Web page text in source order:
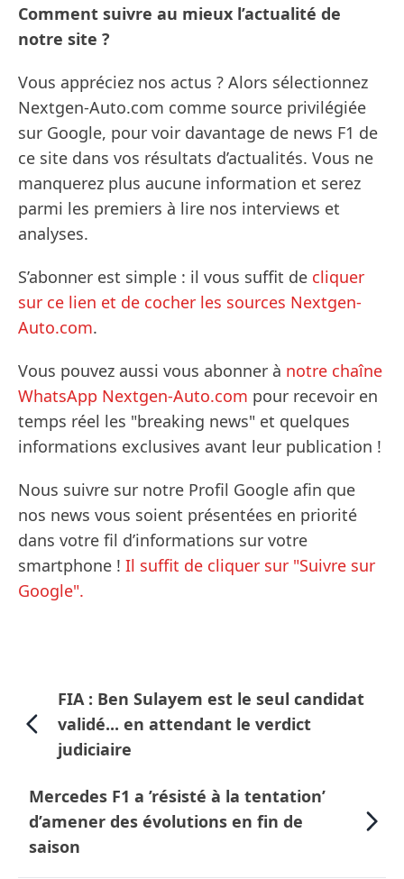
Comment suivre au mieux l’actualité de
notre site ?
Vous appréciez nos actus ? Alors sélectionnez
Nextgen-Auto.com comme source privilégiée
sur Google, pour voir davantage de news F1 de
ce site dans vos résultats d’actualités. Vous ne
manquerez plus aucune information et serez
parmi les premiers à lire nos interviews et
analyses.
S’abonner est simple : il vous suffit de cliquer
sur ce lien et de cocher les sources Nextgen-
Auto.com.
Vous pouvez aussi vous abonner à notre chaîne
WhatsApp Nextgen-Auto.com pour recevoir en
temps réel les "breaking news" et quelques
informations exclusives avant leur publication !
Nous suivre sur notre Profil Google afin que
nos news vous soient présentées en priorité
dans votre fil d’informations sur votre
smartphone ! Il suffit de cliquer sur "Suivre sur
Google".
FIA : Ben Sulayem est le seul candidat
validé... en attendant le verdict
judiciaire
Mercedes F1 a ’résisté à la tentation’
d’amener des évolutions en fin de
saison